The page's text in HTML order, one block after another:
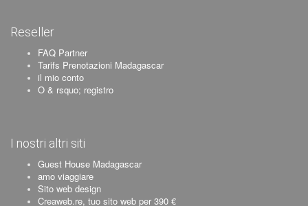
Reseller
FAQ Partner
Tarifs Prenotazioni Madagascar
il mio conto
O & rsquo; registro
I nostri altri siti
Guest House Madagascar
amo viaggiare
Sito web design
Creaweb.re, tuo sito web per 390 €